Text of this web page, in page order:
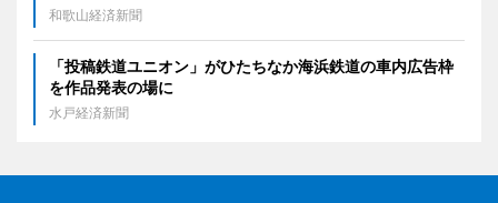
和歌山経済新聞
「投稿鉄道ユニオン」がひたちなか海浜鉄道の車内広告枠
を作品発表の場に
水戸経済新聞